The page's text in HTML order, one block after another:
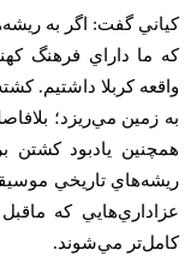
گفت: اگر به
ما داراي فرهنگ كهني
كربلا داشتيم.
زمين مي‌ريزد؛
يادبود كشتن
تاريخي موسيقي
كه ماقبل
مي‌شوند.